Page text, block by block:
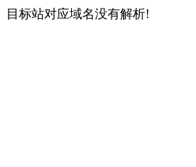
目标站对应域名没有解析!